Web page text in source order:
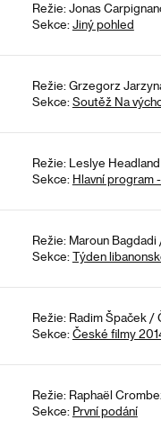
Režie: Jonas
Sekce: Jiný pohled
Režie: Grzegorz
Sekce: Soutěž Na
Režie: Leslye
Sekce: Hlavní program
Režie: Maroun Bagdadi
Sekce: Týden
Režie: Radim Špaček /
Sekce: České filmy
Režie: Raphaël
Sekce: První podání